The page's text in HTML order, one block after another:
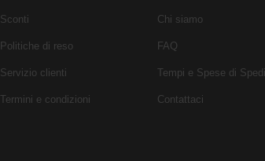
Sconti
Politiche di reso
Servizio clienti
Termini e condizioni
Chi siamo
FAQ
Tempi e Spese di
Contattaci